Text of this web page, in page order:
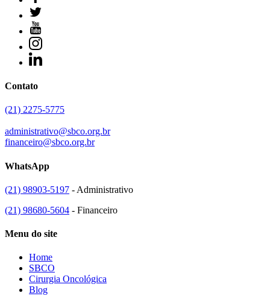
Contato
(21) 2275-5775
administrativo@sbco.org.br
financeiro@sbco.org.br
WhatsApp
(21) 98903-5197 - Administrativo
(21) 98680-5604 - Financeiro
Menu do site
Home
SBCO
Cirurgia Oncológica
Blog